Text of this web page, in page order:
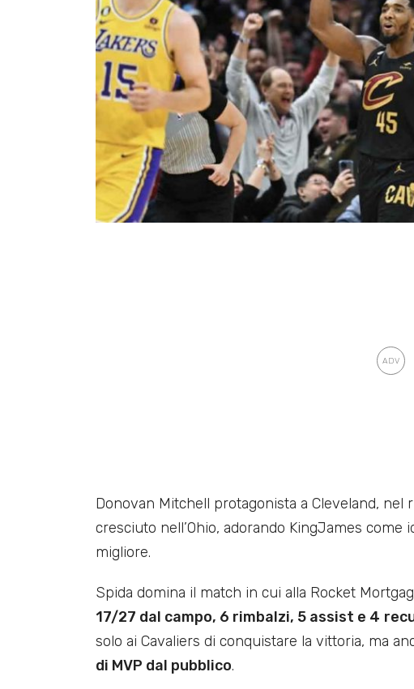
Donovan Mitchell protagonista a Cleveland,
cresciuto nell’Ohio, adorando KingJames
migliore.
Spida domina il match in cui alla Rocket
17/27 dal campo, 6 rimbalzi, 5 assist e 4
solo ai Cavaliers di conquistare la vittoria, ma
di MVP dal pubblico.